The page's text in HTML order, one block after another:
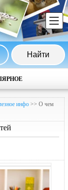
инфо >> О чем